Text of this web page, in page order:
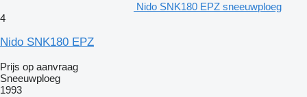
Nido SNK180 EPZ sneeuwploeg
4
Nido SNK180 EPZ
Prijs op aanvraag
Sneeuwploeg
1993